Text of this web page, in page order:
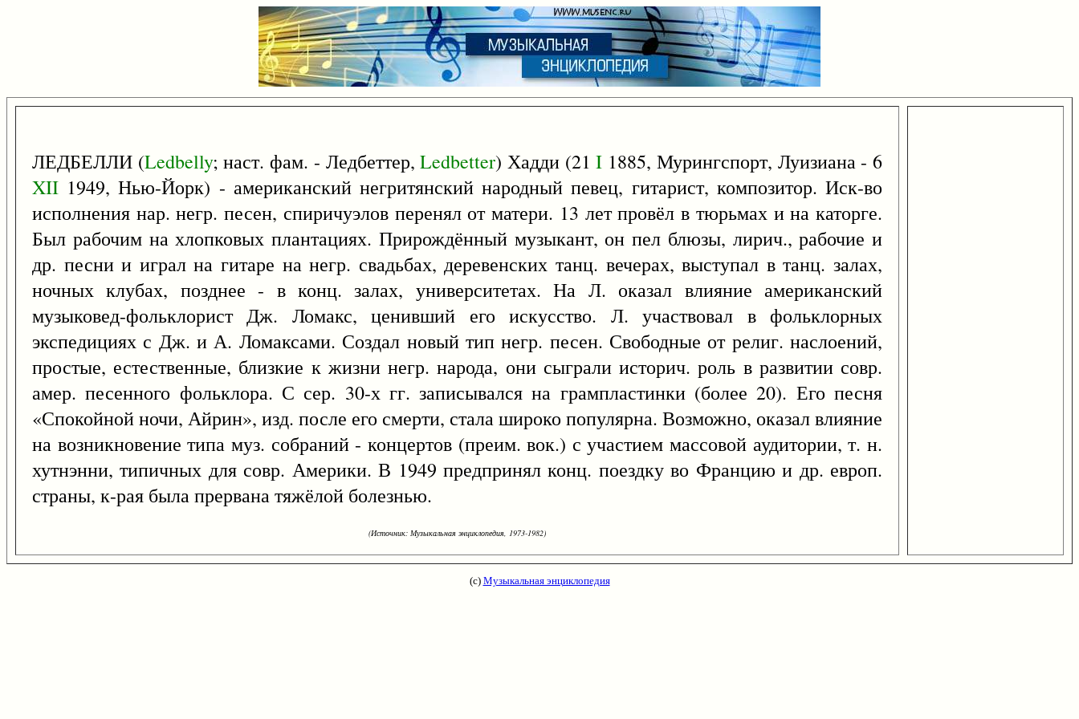
ЛЕДБЕЛЛИ (Ledbelly; наст. фам. - Ледбеттер,Ledbetter) Хадди (21I 1885, Мурингспорт, Луизиана - 6
XII 1949, Нью-Йорк) - американский негритянский народный певец, гитарист, композитор. Иск-во
исполнения нар. негр. песен, спиричуэлов перенял от матери. 13 лет провёл в тюрьмах и на каторге.
Был рабочим на хлопковых плантациях. Прирождённый музыкант, он пел блюзы, лирич., рабочие и
др. песни и играл на гитаре на негр. свадьбах, деревенских танц. вечерах, выступал в танц. залах,
ночных клубах, позднее - в конц. залах, университетах. На Л. оказал влияние американский
музыковед-фольклорист Дж. Ломакс, ценивший его искусство. Л. участвовал в фольклорных
экспедициях с Дж. и А. Ломаксами. Создал новый тип негр. песен. Свободные от религ. наслоений,
простые, естественные, близкие к жизни негр. народа, они сыграли историч. роль в развитии совр.
амер. песенного фольклора. С сер. 30-х гг. записывался на грампластинки (более 20). Его песня
«Спокойной ночи, Айрин», изд. после его смерти, стала широко популярна. Возможно, оказал влияние
на возникновение типа муз. собраний - концертов (преим. вок.) с участием массовой аудитории, т. н.
хутнэнни, типичных для совр. Америки. В 1949 предпринял конц. поездку во Францию и др. европ.
страны, к-рая была прервана тяжёлой болезнью.
(Источник: Музыкальная энциклопедия, 1973-1982)
(с) Музыкальная энциклопедия